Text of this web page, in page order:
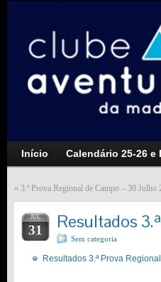
Início Calendário 25-26 e
« 3.ª Prova Regional de Campo – 30 Julho
JUL
31 Resultados
Sem categoria
Resultados 3.ª Prova